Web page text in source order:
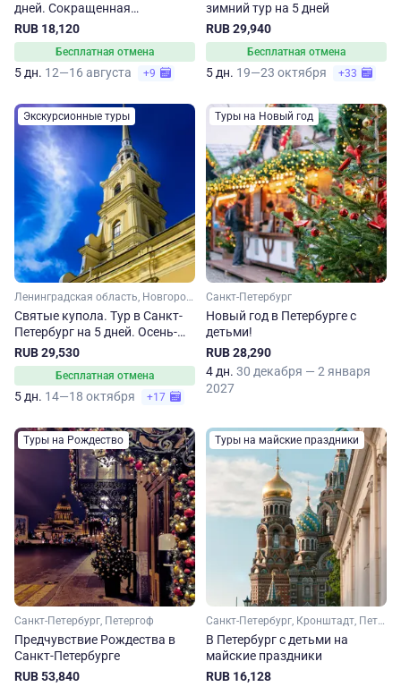
дней. Сокращенная
программа
RUB 18,120
Бесплатная отмена
5 дн. 12—16 августа +9
зимний тур на 5 дней
RUB 29,940
Бесплатная отмена
5 дн. 19—23 октября +33
Экскурсионные туры
Ленинградская область, Новгородская область
Святые купола. Тур в Санкт-
Петербург на 5 дней. Осень-
весна
RUB 29,530
Бесплатная отмена
5 дн. 14—18 октября +17
Туры на Новый год
Санкт-Петербург
Новый год в Петербурге с
детьми!
RUB 28,290
4 дн. 30 декабря — 2 января
2027
Туры на Рождество
Санкт-Петербург, Петергоф
Предчувствие Рождества в
Санкт-Петербурге
RUB 53,840
Туры на майские праздники
Санкт-Петербург, Кронштадт, Петергоф
В Петербург с детьми на
майские праздники
RUB 16,128